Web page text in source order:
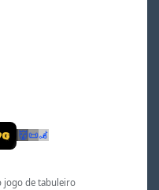
👹📜🦼
jogo de tabuleiro